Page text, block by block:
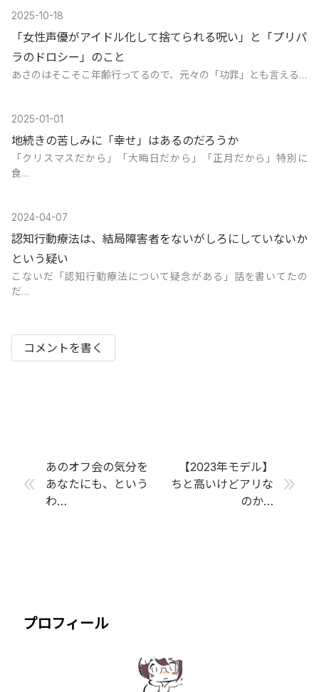
2025-10-18
「女性声優がアイドル化して捨てられる呪い」と「プリパ
ラのドロシー」のこと
あさのはそこそこ年齢行ってるので、元々の「功罪」とも言える…
2025-01-01
地続きの苦しみに「幸せ」はあるのだろうか
「クリスマスだから」「大晦日だから」「正月だから」特別に
食…
2024-04-07
認知行動療法は、結局障害者をないがしろにしていないか
という疑い
こないだ「認知行動療法について疑念がある」話を書いてたの
だ…
コメントを書く
«
あのオフ会の気分を
あなたにも、という
わ…
【2023年モデル】
ちと高いけどアリな
のか…
»
プロフィール